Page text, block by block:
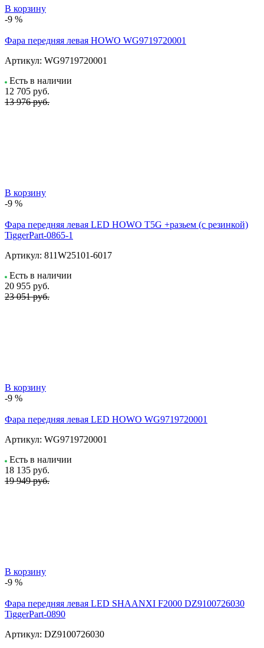
В корзину
-9 %
Фара передняя левая HOWO WG9719720001
Артикул: WG9719720001
Есть в наличии
12 705 руб.
13 976 руб.
В корзину
-9 %
Фара передняя левая LED HOWO T5G +разьем (с резинкой)
TiggerPart-0865-1
Артикул: 811W25101-6017
Есть в наличии
20 955 руб.
23 051 руб.
В корзину
-9 %
Фара передняя левая LED HOWO WG9719720001
Артикул: WG9719720001
Есть в наличии
18 135 руб.
19 949 руб.
В корзину
-9 %
Фара передняя левая LED SHAANXI F2000 DZ9100726030
TiggerPart-0890
Артикул: DZ9100726030